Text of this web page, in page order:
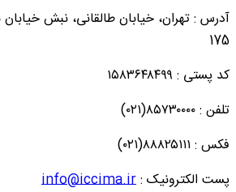
آدرس : تهران، خیابان طالقانی، نبش
175
کد پستی : ۱۵۸۳۶۴۸۴۹۹
تلفن : ۸۵۷۳۰۰۰۰(۰۲۱)
فکس : ۸۸۸۲۵۱۱۱(۰۲۱)
پست الکترونیک :info@iccima.ir